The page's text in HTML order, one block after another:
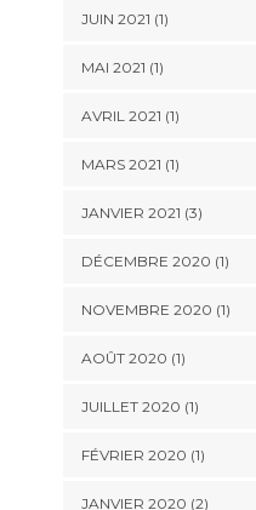
JUIN 2021 (1)
MAI 2021 (1)
AVRIL 2021 (1)
MARS 2021 (1)
JANVIER 2021 (3)
DÉCEMBRE 2020 (1)
NOVEMBRE 2020 (1)
AOÛT 2020 (1)
JUILLET 2020 (1)
FÉVRIER 2020 (1)
JANVIER 2020 (2)